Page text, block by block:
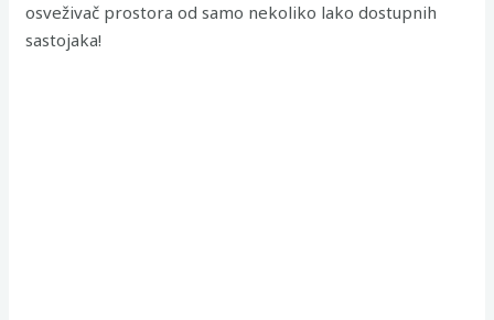
osveživač prostora od samo nekoliko lako dostupnih
sastojaka!